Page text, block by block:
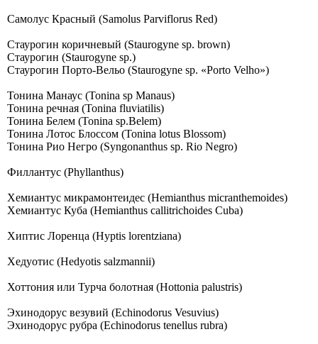
Самолус Красный (Sаmоlus Раrviflоrus Rеd)
Стаурогин коричневый (Staurogyne sp. brown)
Стаурогин (Staurogyne sp.)
Стаурогин Порто-Вельо (Staurogyne sp. «Porto Velho»)
Тонина Манаус (Tonina sp Manaus)
Тонина речная (Tonina fluviatilis)
Тонина Белем (Tonina sp.Belem)
Тонина Лотос Блоссом (Tonina lotus Blossom)
Тонина Рио Негро (Syngonanthus sp. Rio Negro)
Филлантус (Phyllanthus)
Хемиантус микрамонтеидес (Hemianthus micranthemoides)
Хемиантус Куба (Hemianthus callitrichoides Cuba)
Хиптис Лоренца (Hyptis lorentziana)
Хедуотис (Hedyotis salzmannii)
Хоттония или Турча болотная (Hottonia palustris)
Эхинодорус везувий (Echinodorus Vesuvius)
Эхинодорус рубра (Echinodorus tenellus rubra)